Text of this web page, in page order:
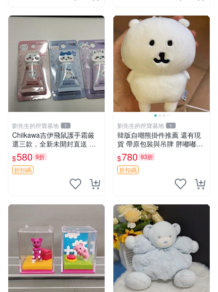
劉先生的挖寶基地 1
Chiikawa吉伊飛鼠護手霜厳
選三款，全新未開封直送 飛
鼠 護手霜 吉伊三款 新貨
$580 9折
折扣碼
劉先生的挖寶基地 1
韓版自嘲熊掛件推薦 還有現
貨 帶原包裝與吊牌 胖嘟嘟超
可愛 毛絨手感佳 小熊掛件 自
嘲抱枕 小熊抱枕
$780 93折
折扣碼